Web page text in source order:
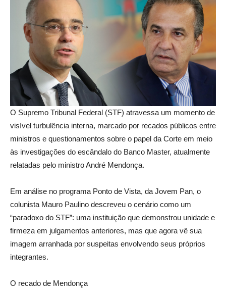
O Supremo Tribunal Federal (STF) atravessa um momento de
visível turbulência interna, marcado por recados públicos entre
ministros e questionamentos sobre o papel da Corte em meio
às investigações do escândalo do Banco Master, atualmente
relatadas pelo ministro André Mendonça.
Em análise no programa Ponto de Vista, da Jovem Pan, o
colunista Mauro Paulino descreveu o cenário como um
“paradoxo do STF”: uma instituição que demonstrou unidade e
firmeza em julgamentos anteriores, mas que agora vê sua
imagem arranhada por suspeitas envolvendo seus próprios
integrantes.
O recado de Mendonça